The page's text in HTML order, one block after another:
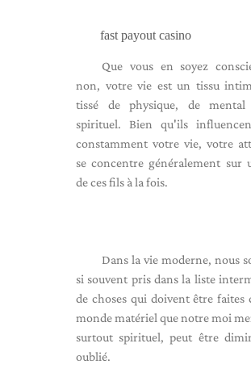
fast payout casino
Que vous en soyez
non, votre vie est un tissu
tissé de physique, de
spirituel. Bien qu'ils
constamment votre vie, votre
se concentre généralement sur
de ces fils à la fois.
Dans la vie moderne, nous
si souvent pris dans la liste
de choses qui doivent être faites
monde matériel que notre moi
surtout spirituel, peut être
oublié.